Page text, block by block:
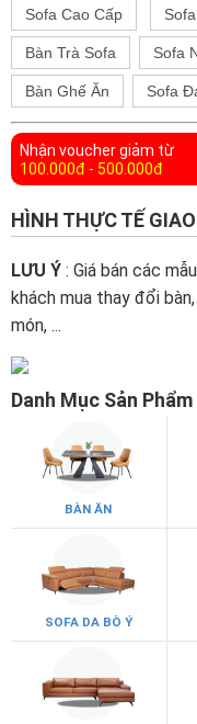
Sofa Cao Cấp
Bàn Trà Sofa Sofa
Bàn Ghế Ăn Sofa
Nhận voucher giảm từ
100.000đ - 500.000đ
HÌNH THỰC TẾ
LƯU Ý : Giá bán các
khách mua thay đổi
món, ...
Danh Mục Sản
BÀN ĂN
SOFA DA BÒ Ý